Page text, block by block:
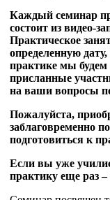
Каждый семинар
состоит из видео-
Практическое
определенную
практике мы будем
присланные
на ваши вопросы
Пожалуйста,
заблаговременно
подготовиться к
Если вы уже
практику еще раз